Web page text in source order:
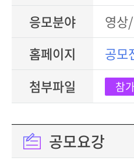
응모분야
영상
홈페이지
공모
첨부파일
참
공모요강